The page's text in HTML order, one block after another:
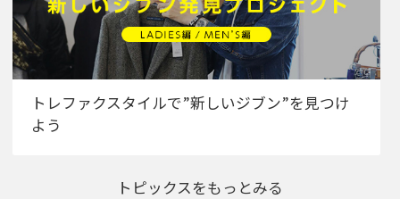
トレファクスタイルで”新しいジブン”を見つけ
よう
トピックスをもっとみる